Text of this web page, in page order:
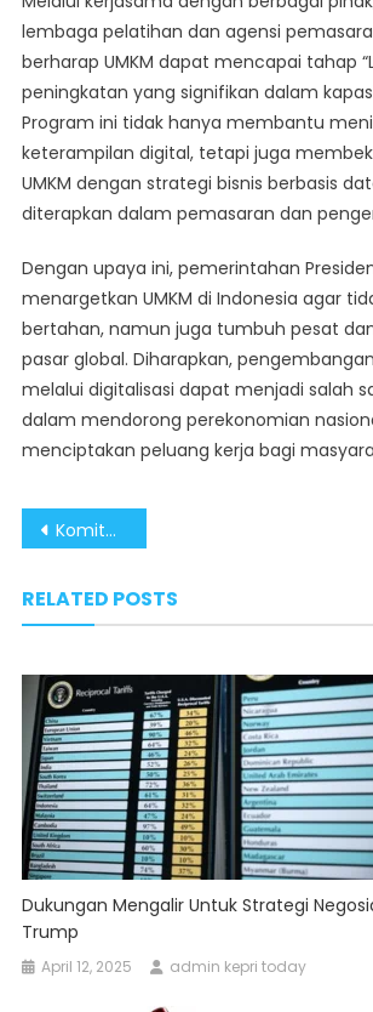
lembaga pelatihan dan agensi
berharap UMKM dapat mencapai tahap
peningkatan yang signifikan dalam
Program ini tidak hanya membantu
keterampilan digital, tetapi juga
UMKM dengan strategi bisnis berbasis
diterapkan dalam pemasaran dan
Dengan upaya ini, pemerintahan
menargetkan UMKM di Indonesia agar
bertahan, namun juga tumbuh pesat
pasar global. Diharapkan,
melalui digitalisasi dapat menjadi salah
dalam mendorong perekonomian
menciptakan peluang kerja bagi
Post
Komitmen BUMN Wujudkan Pemerataan Ekonomi
RELATED POSTS
Dukungan Mengalir Untuk Strategi
Trump
April 12, 2025 admin kepri today